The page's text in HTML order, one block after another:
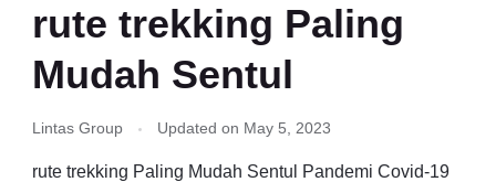
rute trekking Paling
Mudah Sentul
Lintas Group Updated on May 5, 2023
rute trekking Paling Mudah Sentul Pandemi Covid-19